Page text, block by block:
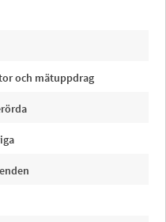
och mätuppdrag